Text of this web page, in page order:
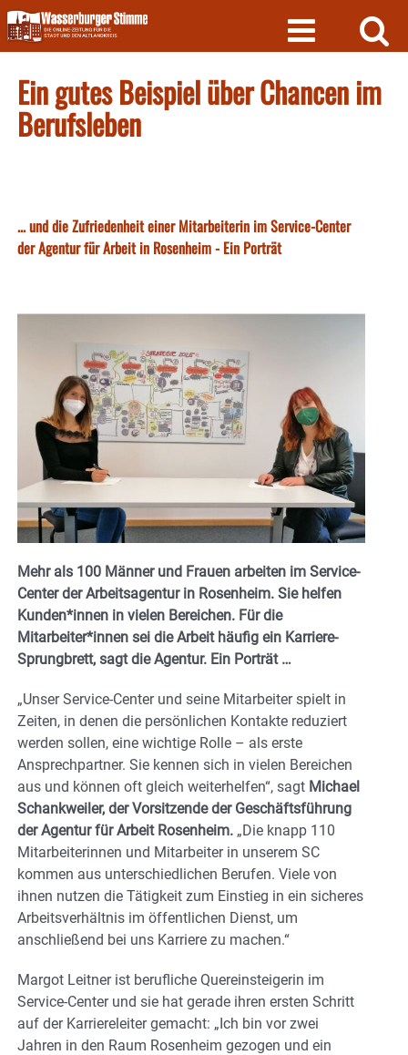
Skip
to
content
Ein gutes Beispiel über Chancen im
Berufsleben
... und die Zufriedenheit einer Mitarbeiterin im Service-Center
der Agentur für Arbeit in Rosenheim - Ein Porträt
Mehr als 100 Männer und Frauen arbeiten im Service-
Center der Arbeitsagentur in Rosenheim. Sie helfen
Kunden*innen in vielen Bereichen. Für die
Mitarbeiter*innen sei die Arbeit häufig ein Karriere-
Sprungbrett, sagt die Agentur. Ein Porträt …
„Unser Service-Center und seine Mitarbeiter spielt in
Zeiten, in denen die persönlichen Kontakte reduziert
werden sollen, eine wichtige Rolle – als erste
Ansprechpartner. Sie kennen sich in vielen Bereichen
aus und können oft gleich weiterhelfen“, sagt Michael
Schankweiler, der Vorsitzende der Geschäftsführung
der Agentur für Arbeit Rosenheim. „Die knapp 110
Mitarbeiterinnen und Mitarbeiter in unserem SC
kommen aus unterschiedlichen Berufen. Viele von
ihnen nutzen die Tätigkeit zum Einstieg in ein sicheres
Arbeitsverhältnis im öffentlichen Dienst, um
anschließend bei uns Karriere zu machen.“
Margot Leitner ist berufliche Quereinsteigerin im
Service-Center und sie hat gerade ihren ersten Schritt
auf der Karriereleiter gemacht: „Ich bin vor zwei
Jahren in den Raum Rosenheim gezogen und ein